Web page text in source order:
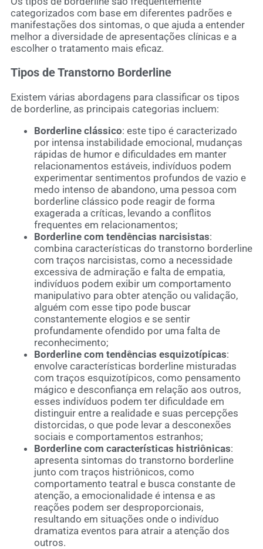
categorizados com base em diferentes padrões e
manifestações dos sintomas, o que ajuda a entender
melhor a diversidade de apresentações clínicas e a
escolher o tratamento mais eficaz.
Tipos de Transtorno Borderline
Existem várias abordagens para classificar os tipos
de borderline, as principais categorias incluem:
Borderline clássico: este tipo é caracterizado
por intensa instabilidade emocional, mudanças
rápidas de humor e dificuldades em manter
relacionamentos estáveis, indivíduos podem
experimentar sentimentos profundos de vazio e
medo intenso de abandono, uma pessoa com
borderline clássico pode reagir de forma
exagerada a críticas, levando a conflitos
frequentes em relacionamentos;
Borderline com tendências narcisistas:
combina características do transtorno borderline
com traços narcisistas, como a necessidade
excessiva de admiração e falta de empatia,
indivíduos podem exibir um comportamento
manipulativo para obter atenção ou validação,
alguém com esse tipo pode buscar
constantemente elogios e se sentir
profundamente ofendido por uma falta de
reconhecimento;
Borderline com tendências esquizotípicas:
envolve características borderline misturadas
com traços esquizotípicos, como pensamento
mágico e desconfiança em relação aos outros,
esses indivíduos podem ter dificuldade em
distinguir entre a realidade e suas percepções
distorcidas, o que pode levar a desconexões
sociais e comportamentos estranhos;
Borderline com características histriônicas:
apresenta sintomas do transtorno borderline
junto com traços histriônicos, como
comportamento teatral e busca constante de
atenção, a emocionalidade é intensa e as
reações podem ser desproporcionais,
resultando em situações onde o indivíduo
dramatiza eventos para atrair a atenção dos
outros.